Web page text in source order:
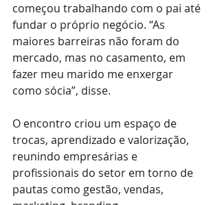
começou trabalhando com o pai até
fundar o próprio negócio. “As
maiores barreiras não foram do
mercado, mas no casamento, em
fazer meu marido me enxergar
como sócia”, disse.
O encontro criou um espaço de
trocas, aprendizado e valorização,
reunindo empresárias e
profissionais do setor em torno de
pautas como gestão, vendas,